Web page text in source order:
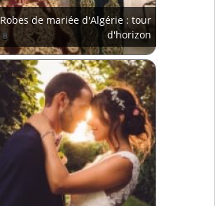
Robes de mariée d'Algérie : tour
d'horizon